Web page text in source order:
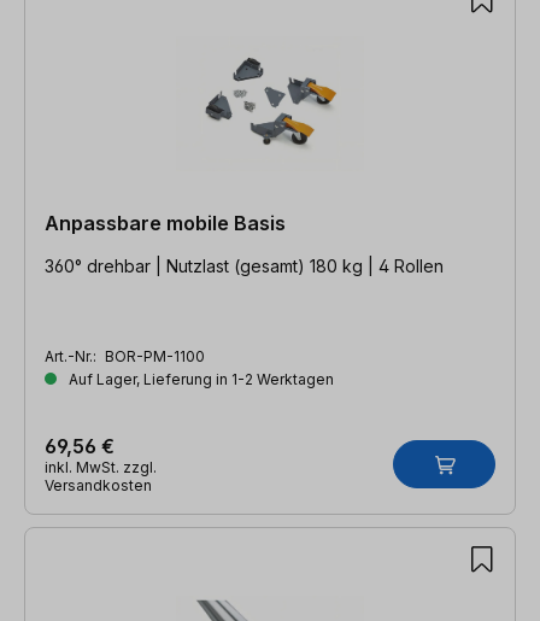
Anpassbare mobile Basis
360° drehbar | Nutzlast (gesamt) 180 kg | 4 Rollen
Art.-Nr.: BOR-PM-1100
Auf Lager, Lieferung in 1-2 Werktagen
69,56 €
inkl. MwSt. zzgl.
Versandkosten